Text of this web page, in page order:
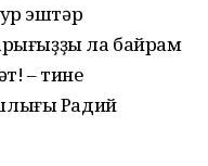
эштәр
ла байрам
– тине
Радий